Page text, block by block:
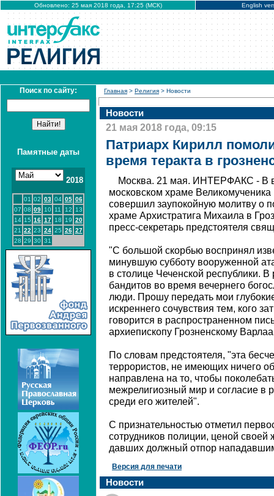
Обновлено: 25 мая 2018 года, 17:25 (МСК) English
Поиск по сайту:
Памятные даты
2018
01 02 03 04 05 06
07 08 09 10 11 12
13
14 15 16 17 18 19 20
21 22 23 24 25 26 27
28 29 30 31
Главная > Религия > Новости
Новости
21 мая 2018 года, 09:15
Патриарх Кирилл
время теракта в
Москва. 21 мая. ИНТЕРФАКС - В
московском храме
совершил заупокойную молитву о
храме Архистратига Михаила в
пресс-секретарь предстоятеля
"С большой скорбью воспринял
минувшую субботу вооруженной
в столице Чеченской республики. В
бандитов во время вечернего
люди. Прошу передать мои
искреннего сочувствия тем, кого
говорится в распространенном
архиепископу Грозненскому
По словам предстоятеля, "эта
террористов, не имеющих ничего
направлена на то, чтобы
межрелигиозный мир и согласие в
среди его жителей".
С признательностью отметил
сотрудников полиции, ценой
давших должный отпор
Версия для печати
Новости